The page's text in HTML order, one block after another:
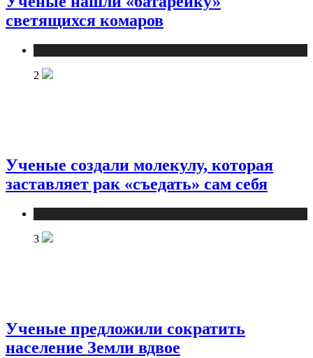
светящихся комаров
2
Ученые создали молекулу, которая
заставляет рак «съедать» сам себя
3
Ученые предложили сократить
население Земли вдвое